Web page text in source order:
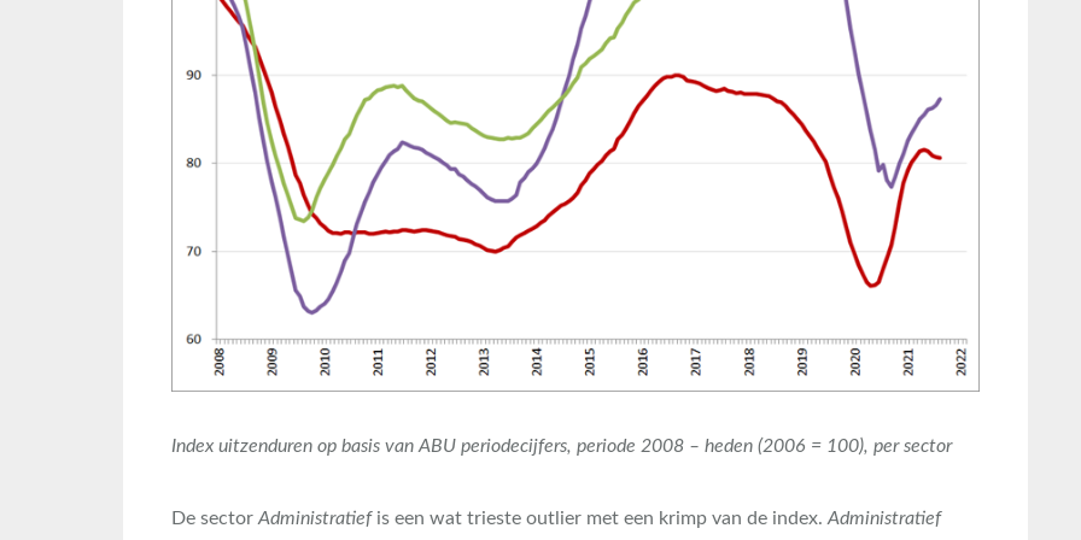
Index uitzenduren op basis van ABU periodecijfers, periode 2008 – heden (2006 = 100), per sector
De sectorAdministratief is een wat trieste outlier met een krimp van de index.Administratief